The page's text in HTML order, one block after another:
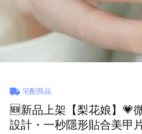
宅配商品
🆕新品上架【梨花娘】💗
設計・一秒隱形貼合美甲